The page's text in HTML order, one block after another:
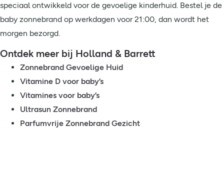
speciaal ontwikkeld voor de gevoelige kinderhuid. Bestel je de
baby zonnebrand op werkdagen voor 21:00, dan wordt het
morgen bezorgd.
Ontdek meer bij Holland & Barrett
Zonnebrand Gevoelige Huid
Vitamine D voor baby’s
Vitamines voor baby’s
Ultrasun Zonnebrand
Parfumvrije Zonnebrand Gezicht